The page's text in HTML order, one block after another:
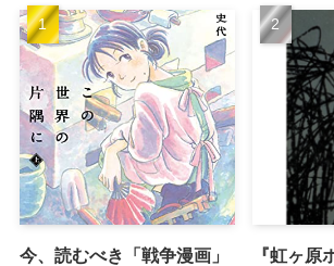
今、読むべき「戦争漫画」
『虹ヶ